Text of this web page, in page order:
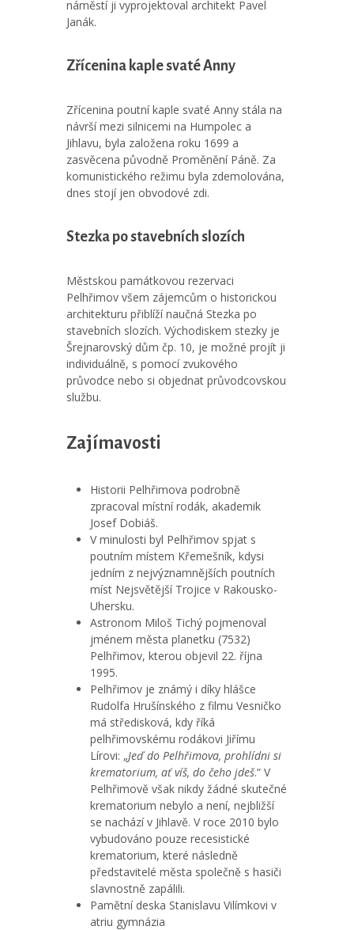
náměstí ji vyprojektoval architekt Pavel
Janák.
Zřícenina kaple svaté Anny
Zřícenina poutní kaple svaté Anny stála na
návrší mezi silnicemi na Humpolec a
Jihlavu, byla založena roku 1699 a
zasvěcena původně Proměnění Páně. Za
komunistického režimu byla zdemolována,
dnes stojí jen obvodové zdi.
Stezka po stavebních slozích
Městskou památkovou rezervaci
Pelhřimov všem zájemcům o historickou
architekturu přiblíží naučná Stezka po
stavebních slozích. Východiskem stezky je
Šrejnarovský dům čp. 10, je možné projít ji
individuálně, s pomocí zvukového
průvodce nebo si objednat průvodcovskou
službu.
Zajímavosti
Historii Pelhřimova podrobně
zpracoval místní rodák, akademik
Josef Dobiáš.
V minulosti byl Pelhřimov spjat s
poutním místem Křemešník, kdysi
jedním z nejvýznamnějších poutních
míst Nejsvětější Trojice v Rakousko-
Uhersku.
Astronom Miloš Tichý pojmenoval
jménem města planetku (7532)
Pelhřimov, kterou objevil 22. října
1995.
Pelhřimov je známý i díky hlášce
Rudolfa Hrušínského z filmu Vesničko
má středisková, kdy říká
pelhřimovskému rodákovi Jiřímu
Lírovi: „Jeď do Pelhřimova, prohlídni si
krematorium, ať víš, do čeho jdeš.“ V
Pelhřimově však nikdy žádné skutečné
krematorium nebylo a není, nejbližší
se nachází v Jihlavě. V roce 2010 bylo
vybudováno pouze recesistické
krematorium, které následně
představitelé města společně s hasiči
slavnostně zapálili.
Pamětní deska Stanislavu Vilímkovi v
atriu gymnázia